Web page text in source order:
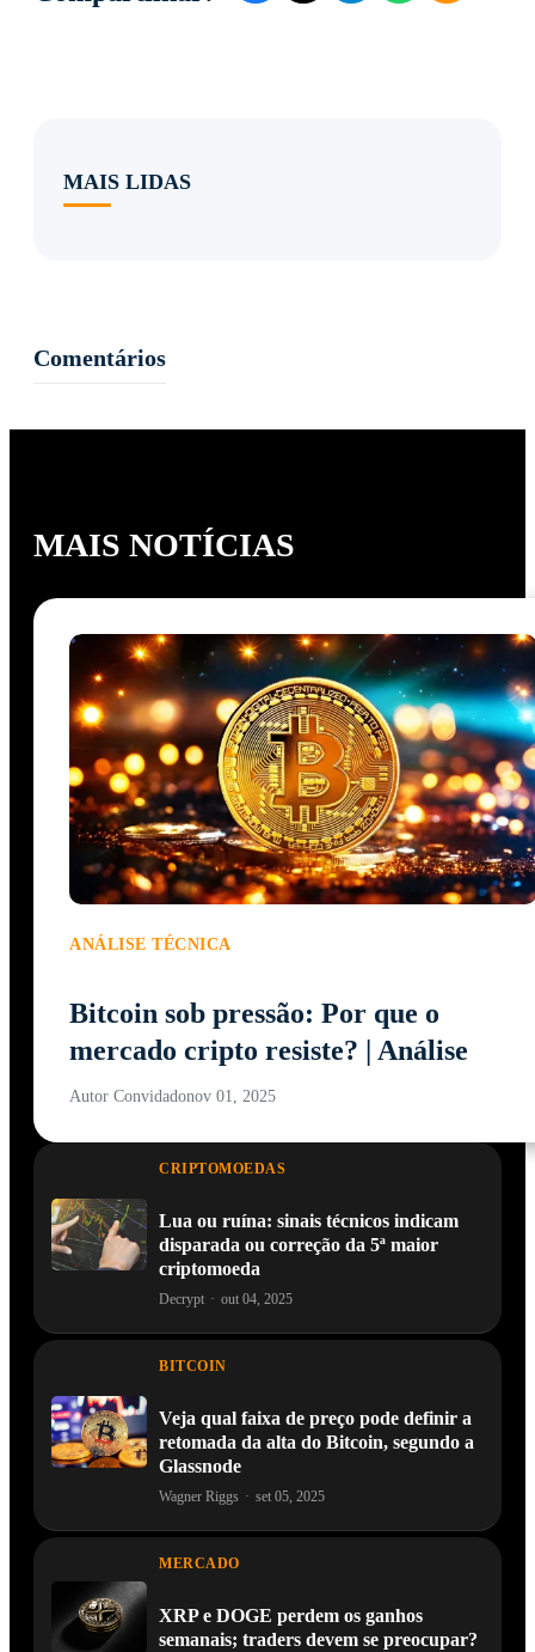
MAIS LIDAS
Comentários
MAIS NOTÍCIAS
ANÁLISE TÉCNICA
Bitcoin sob pressão: Por que o
mercado cripto resiste? | Análise
Autor Convidadonov 01, 2025
CRIPTOMOEDAS
Lua ou ruína: sinais técnicos indicam
disparada ou correção da 5ª maior
criptomoeda
Decrypt · out 04, 2025
BITCOIN
Veja qual faixa de preço pode definir a
retomada da alta do Bitcoin, segundo a
Glassnode
Wagner Riggs · set 05, 2025
MERCADO
XRP e DOGE perdem os ganhos
semanais; traders devem se preocupar?